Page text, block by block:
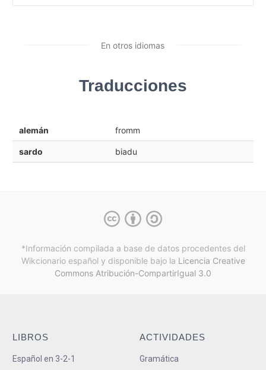
En otros idiomas
Traducciones
alemán fromm
sardo biadu
*Información compilada a base de datos procedentes del
Wikcionario español y disponible bajo la Licencia Creative
Commons Atribución-CompartirIgual 3.0
LIBROS
Español en 3-2-1
ACTIVIDADES
Gramática